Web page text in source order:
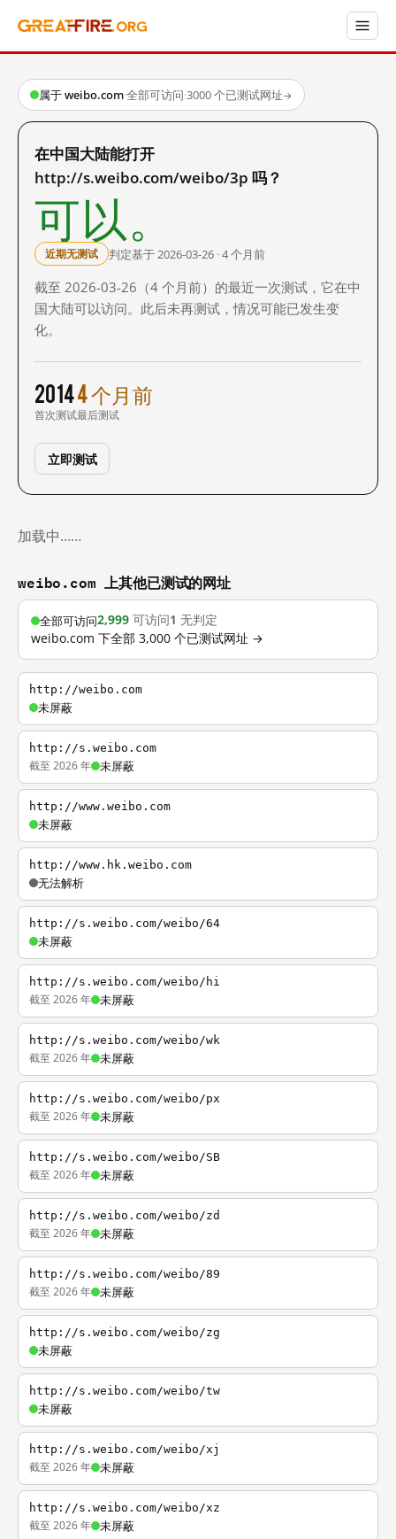
属于 weibo.com·全部可访问·3000 个已测试网址→
在中国大陆能打开
http://s.weibo.com/weibo/3p 吗？
可以。
近期无测试 判定基于 2026-03-26 · 4 个月前
截至 2026-03-26（4 个月前）的最近一次测试，它在中
国大陆可以访问。此后未再测试，情况可能已发生变
化。
2014
首次测试
4 个月前
最后测试
立即测试
加载中……
weibo.com 上其他已测试的网址
全部可访问2,999 可访问1 无判定
weibo.com 下全部 3,000 个已测试网址 →
http://weibo.com
未屏蔽
http://s.weibo.com
截至 2026 年 未屏蔽
http://www.weibo.com
未屏蔽
http://www.hk.weibo.com
无法解析
http://s.weibo.com/weibo/64
未屏蔽
http://s.weibo.com/weibo/hi
截至 2026 年 未屏蔽
http://s.weibo.com/weibo/wk
截至 2026 年 未屏蔽
http://s.weibo.com/weibo/px
截至 2026 年 未屏蔽
http://s.weibo.com/weibo/SB
截至 2026 年 未屏蔽
http://s.weibo.com/weibo/zd
截至 2026 年 未屏蔽
http://s.weibo.com/weibo/89
截至 2026 年 未屏蔽
http://s.weibo.com/weibo/zg
未屏蔽
http://s.weibo.com/weibo/tw
未屏蔽
http://s.weibo.com/weibo/xj
截至 2026 年 未屏蔽
http://s.weibo.com/weibo/xz
截至 2026 年 未屏蔽